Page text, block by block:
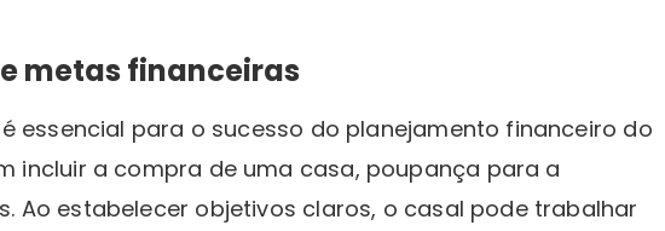
metas financeiras
essencial para o sucesso do planejamento financeiro do
incluir a compra de uma casa, poupança para a
Ao estabelecer objetivos claros, o casal pode trabalhar